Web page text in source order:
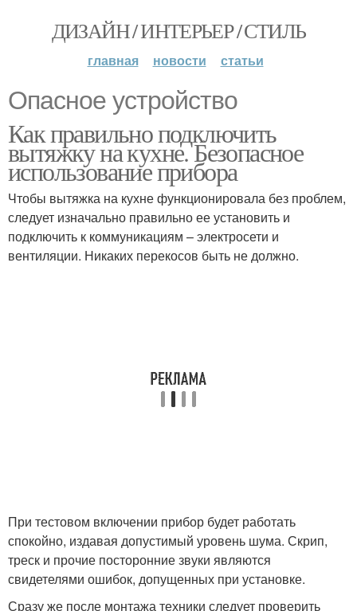
ДИЗАЙН / ИНТЕРЬЕР / СТИЛЬ
главная новости статьи
Опасное устройство
Как правильно подключить
вытяжку на кухне. Безопасное
использование прибора
Чтобы вытяжка на кухне функционировала без проблем,
следует изначально правильно ее установить и
подключить к коммуникациям – электросети и
вентиляции. Никаких перекосов быть не должно.
При тестовом включении прибор будет работать
спокойно, издавая допустимый уровень шума. Скрип,
треск и прочие посторонние звуки являются
свидетелями ошибок, допущенных при установке.
Сразу же после монтажа техники следует проверить